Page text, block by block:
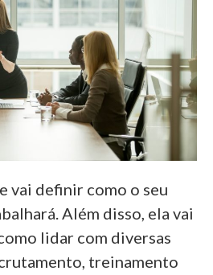
vai definir como o seu
Além disso, ela vai
lidar com diversas
treinamento